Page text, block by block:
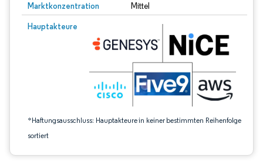
Marktkonzentration Mittel
Hauptakteure
*Haftungsausschluss: Hauptakteure in keiner bestimmten Reihenfolge
sortiert
Bild © Mordor Intelligence. Wiederverwendung erfordert Namensnennung